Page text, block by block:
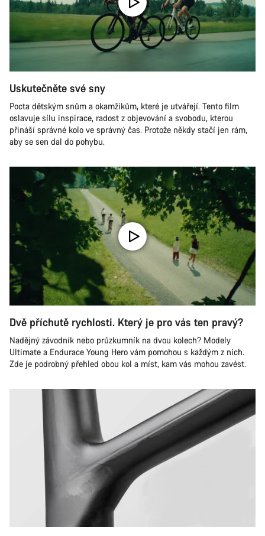
Uskutečněte své sny
Pocta dětským snům a okamžikům, které je utvářejí. Tento film
oslavuje sílu inspirace, radost z objevování a svobodu, kterou
přináší správné kolo ve správný čas. Protože někdy stačí jen rám,
aby se sen dal do pohybu.
Dvě příchutě rychlosti. Který je pro vás ten pravý?
Nadějný závodník nebo průzkumník na dvou kolech? Modely
Ultimate a Endurace Young Hero vám pomohou s každým z nich.
Zde je podrobný přehled obou kol a míst, kam vás mohou zavést.